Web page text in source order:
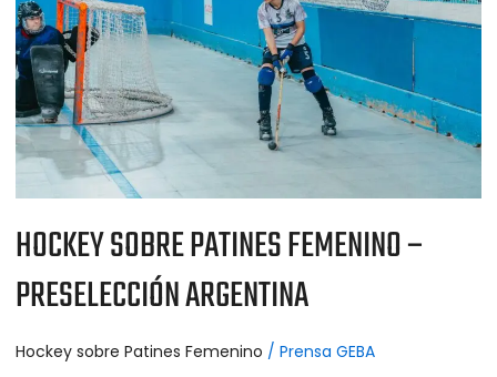
HOCKEY SOBRE PATINES FEMENINO –
PRESELECCIÓN ARGENTINA
Hockey sobre Patines Femenino / Prensa GEBA
PRESELECCIÓN
ARGENTINA